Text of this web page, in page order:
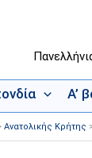
Α’
Ανατολικής Κρήτης